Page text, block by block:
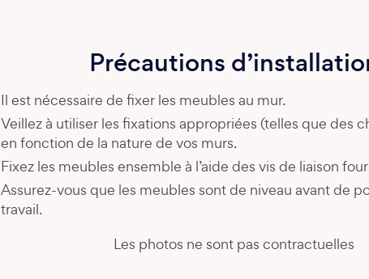
Précautions
Il est nécessaire de fixer les meubles au mur.
Veillez à utiliser les fixations appropriées (telles que des
en fonction de la nature de vos murs.
Fixez les meubles ensemble à l’aide des vis de liaison
Assurez-vous que les meubles sont de niveau avant de
travail.
Les photos ne sont pas contractuelles